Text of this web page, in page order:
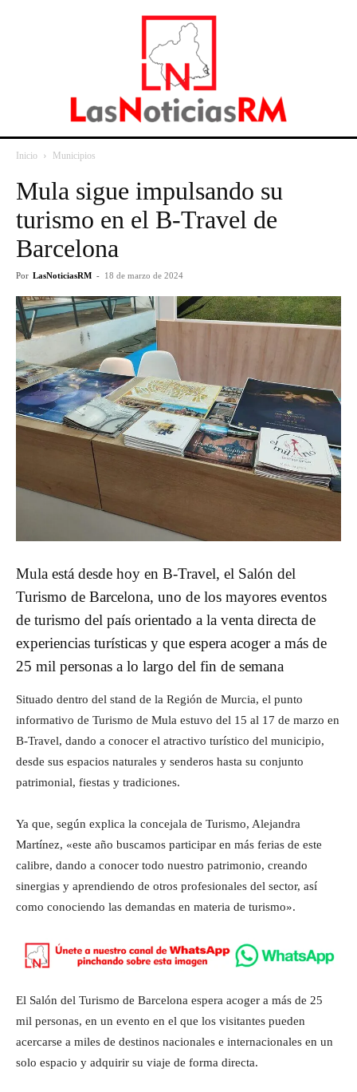
Inicio Municipios
Mula sigue impulsando su
turismo en el B-Travel de
Barcelona
Por LasNoticiasRM - 18 de marzo de 2024
Mula está desde hoy en B-Travel, el Salón del
Turismo de Barcelona, uno de los mayores eventos
de turismo del país orientado a la venta directa de
experiencias turísticas y que espera acoger a más de
25 mil personas a lo largo del fin de semana
Situado dentro del stand de la Región de Murcia, el punto
informativo de Turismo de Mula estuvo del 15 al 17 de marzo en
B-Travel, dando a conocer el atractivo turístico del municipio,
desde sus espacios naturales y senderos hasta su conjunto
patrimonial, fiestas y tradiciones.
Ya que, según explica la concejala de Turismo, Alejandra
Martínez, «este año buscamos participar en más ferias de este
calibre, dando a conocer todo nuestro patrimonio, creando
sinergias y aprendiendo de otros profesionales del sector, así
como conociendo las demandas en materia de turismo».
El Salón del Turismo de Barcelona espera acoger a más de 25
mil personas, en un evento en el que los visitantes pueden
acercarse a miles de destinos nacionales e internacionales en un
solo espacio y adquirir su viaje de forma directa.